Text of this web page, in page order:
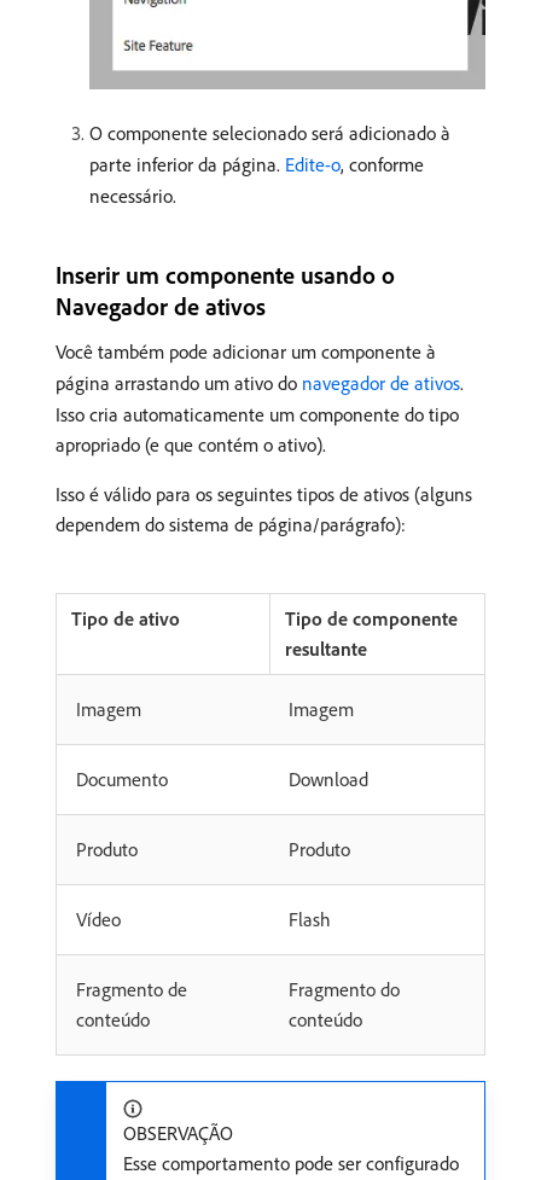
O componente selecionado será adicionado à
parte inferior da página. Edite-o, conforme
necessário.
Inserir um componente usando o
Navegador de ativos
Você também pode adicionar um componente à
página arrastando um ativo do navegador de ativos.
Isso cria automaticamente um componente do tipo
apropriado (e que contém o ativo).
Isso é válido para os seguintes tipos de ativos (alguns
dependem do sistema de página/parágrafo):
Tipo de ativo
Tipo de componente
resultante
Imagem Imagem
Documento Download
Produto Produto
Vídeo Flash
Fragmento de
conteúdo
Fragmento do
conteúdo
OBSERVAÇÃO
Esse comportamento pode ser configurado